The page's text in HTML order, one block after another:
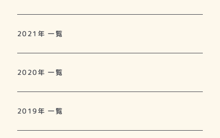
2021年 一覧
2020年 一覧
2019年 一覧